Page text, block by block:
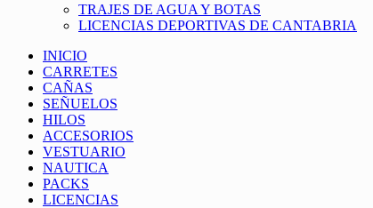
TRAJES DE AGUA Y BOTAS
LICENCIAS DEPORTIVAS DE CANTABRIA
INICIO
CARRETES
CAÑAS
SEÑUELOS
HILOS
ACCESORIOS
VESTUARIO
NAUTICA
PACKS
LICENCIAS